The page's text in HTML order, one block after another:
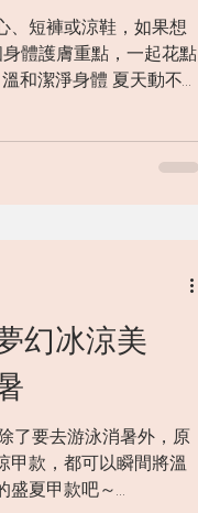
、短褲或涼鞋，如果想
體護膚重點，一起花點
和潔淨身體 夏天動不動
幻冰涼美
了要去游泳消暑外，原
甲款，都可以瞬間將溫
盛夏甲款吧～